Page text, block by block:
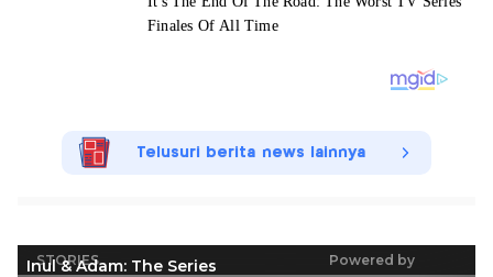
Telusuri berita news lainnya